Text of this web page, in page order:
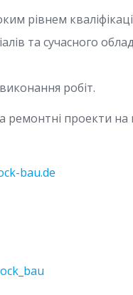
рівнем
та сучасного
робіт.
ремонтні проекти
bau.de